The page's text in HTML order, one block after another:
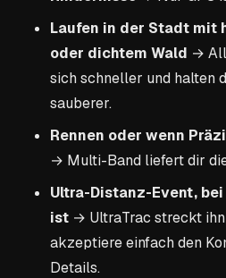
Laufen in der Stadt mit
oder dichtem Wald →
sich schneller und halten
sauberer.
Rennen oder wenn
→ Multi-Band liefert dir
Ultra-Distanz-Event,
ist → UltraTrac streckt
akzeptiere einfach den
Details.